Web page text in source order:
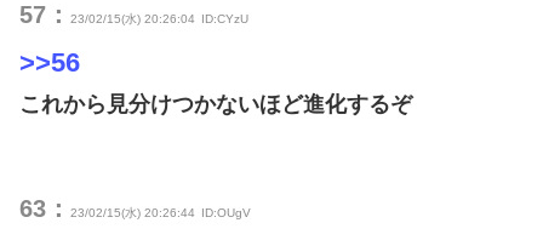
57： 23/02/15(水) 20:26:04 ID:CYzU
>>56
これから見分けつかないほど進化するぞ
63： 23/02/15(水) 20:26:44 ID:OUgV